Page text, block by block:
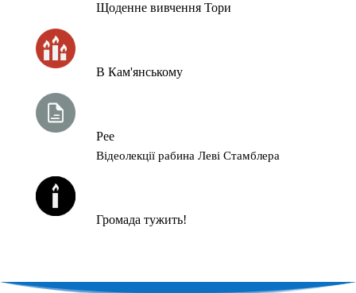
Щоденне вивчення Тори
В Кам'янському
Рее
Відеолекції рабина Леві Стамблера
Громада тужить!